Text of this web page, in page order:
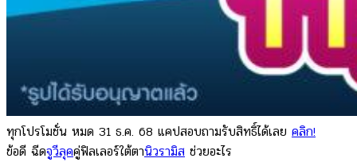
ทุกโปรโมชั่น หมด 31 ธ.ค. 68 แคปสอบถามรับสิทธิ์ได้เลย คลิก!
ข้อดี ฉีดจูวีลุคคู่ฟิลเลอร์ใต้ตานิวรามิส ช่วยอะไร